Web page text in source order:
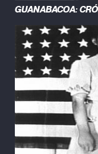
GUANABACOA: